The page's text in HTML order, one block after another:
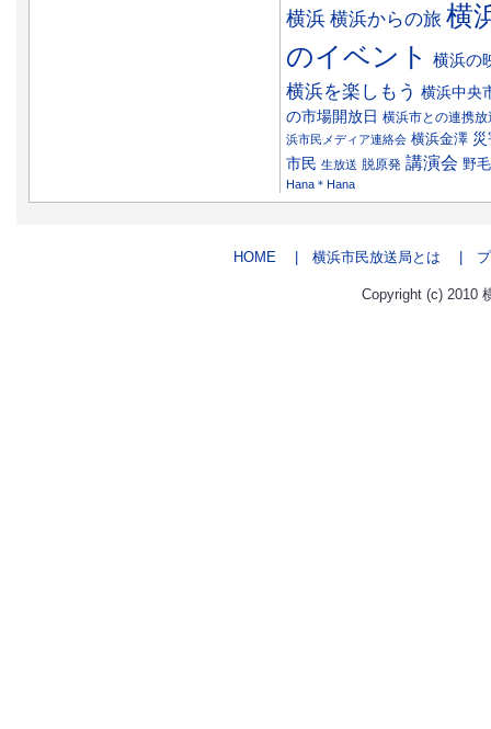
横浜 横浜からの旅 横
のイベント
横浜の
横浜を楽しもう 横浜中央
の市場開放日 横浜市との連携放
浜市民メディア連絡会 横浜金澤
市民 生放送 脱原発 講演会 野毛
Hana＊Hana
HOME | 横浜市民放送局とは | プ
Copyright (c) 2010